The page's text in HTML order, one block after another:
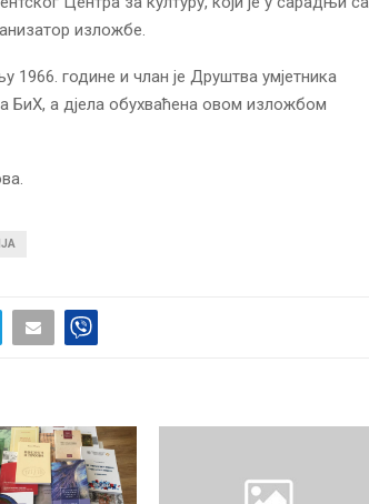
изложбе.
године и члан је Друштва умјетника
БиХ, а дјела обухваћена овом изложбом